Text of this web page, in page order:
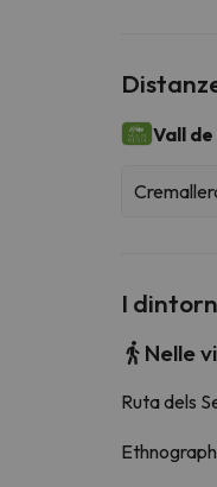
Vall
I
Nelle
Ruta dels